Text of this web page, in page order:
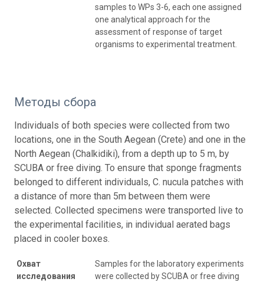
samples to WPs 3-6, each one assigned
one analytical approach for the
assessment of response of target
organisms to experimental treatment.
Методы сбора
Individuals of both species were collected from two
locations, one in the South Aegean (Crete) and one in the
North Aegean (Chalkidiki), from a depth up to 5 m, by
SCUBA or free diving. To ensure that sponge fragments
belonged to different individuals, C. nucula patches with
a distance of more than 5m between them were
selected. Collected specimens were transported live to
the experimental facilities, in individual aerated bags
placed in cooler boxes.
Охват
исследования
Samples for the laboratory experiments
were collected by SCUBA or free diving